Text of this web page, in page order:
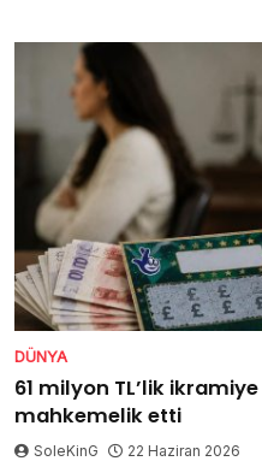
DÜNYA
61 milyon TL’lik
mahkemelik etti
SoleKinG 22 Haziran 2026